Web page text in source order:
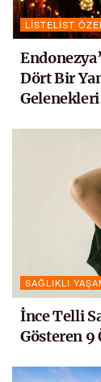
LISTELIST ÖZEL
Dört Bir
Gelenekleri
SAĞLIKLI
İnce Telli
Gösteren 9